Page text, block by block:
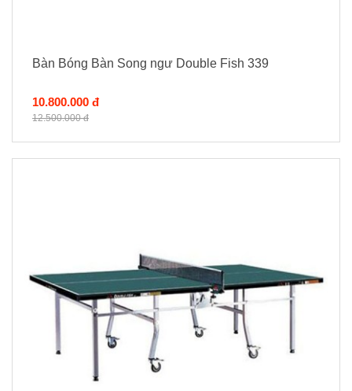
Bàn Bóng Bàn Song ngư Double Fish 339
10.800.000 đ
12.500.000 đ